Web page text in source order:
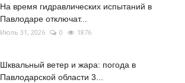
На время гидравлических испытаний в
Павлодаре отключат...
Июль 31, 2026 0 1876
Шквальный ветер и жара: погода в
Павлодарской области 3...